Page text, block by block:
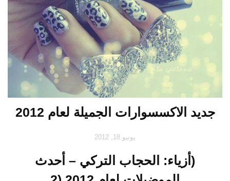
جديد الاكسسوارات الجميلة لعام 2012
يونيو 18, 2012
(أزياء: الحجاب التركي – أحدث